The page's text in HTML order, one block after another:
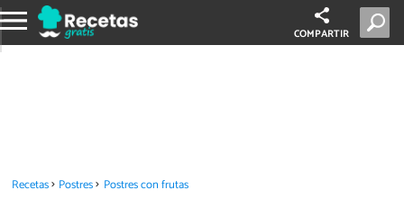
COMPARTIR
Recetas Postres Postres con frutas